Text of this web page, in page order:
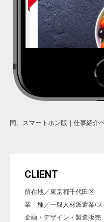
同、スマートホン版｜仕事紹介
CLIENT
所在地／東京都千代田区
業 種／一般人材派遣業/ス
企画・デザイン・製造販売